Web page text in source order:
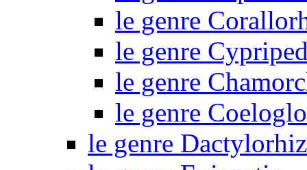
le genre
le genre
le genre
le genre
le genre